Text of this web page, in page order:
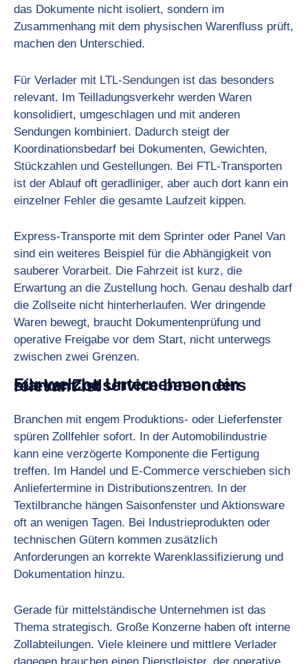
das Dokumente nicht isoliert, sondern im
Zusammenhang mit dem physischen Warenfluss prüft,
machen den Unterschied.
Für Verlader mit LTL-Sendungen ist das besonders
relevant. Im Teilladungsverkehr werden Waren
konsolidiert, umgeschlagen und mit anderen
Sendungen kombiniert. Dadurch steigt der
Koordinationsbedarf bei Dokumenten, Gewichten,
Stückzahlen und Gestellungen. Bei FTL-Transporten
ist der Ablauf oft geradliniger, aber auch dort kann ein
einzelner Fehler die gesamte Laufzeit kippen.
Express-Transporte mit dem Sprinter oder Panel Van
sind ein weiteres Beispiel für die Abhängigkeit von
sauberer Vorarbeit. Die Fahrzeit ist kurz, die
Erwartung an die Zustellung hoch. Genau deshalb darf
die Zollseite nicht hinterherlaufen. Wer dringende
Waren bewegt, braucht Dokumentenprüfung und
operative Freigabe vor dem Start, nicht unterwegs
zwischen zwei Grenzen.
Für welche Unternehmen ein starker Zollservice besonders relevant ist
Branchen mit engem Produktions- oder Lieferfenster
spüren Zollfehler sofort. In der Automobilindustrie
kann eine verzögerte Komponente die Fertigung
treffen. Im Handel und E-Commerce verschieben sich
Anliefertermine in Distributionszentren. In der
Textilbranche hängen Saisonfenster und Aktionsware
oft an wenigen Tagen. Bei Industrieprodukten oder
technischen Gütern kommen zusätzlich
Anforderungen an korrekte Warenklassifizierung und
Dokumentation hinzu.
Gerade für mittelständische Unternehmen ist das
Thema strategisch. Große Konzerne haben oft interne
Zollabteilungen. Viele kleinere und mittlere Verlader